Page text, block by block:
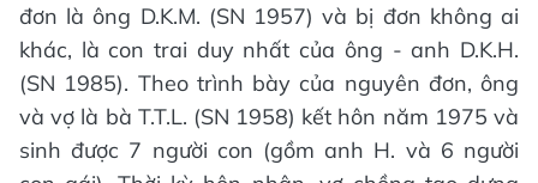
đơn là ông D.K.M. (SN 1957) và bị đơn không ai
khác, là con trai duy nhất của ông - anh D.K.H.
(SN 1985). Theo trình bày của nguyên đơn, ông
và vợ là bà T.T.L. (SN 1958) kết hôn năm 1975 và
sinh được 7 người con (gồm anh H. và 6 người